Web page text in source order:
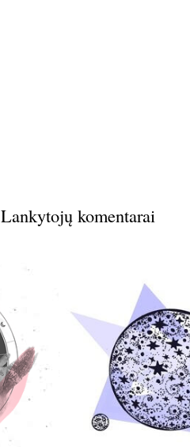
Lankytojų komentarai